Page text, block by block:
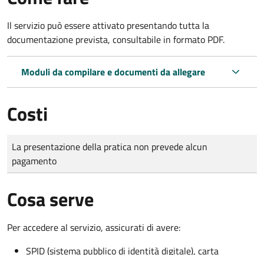
Il servizio può essere attivato presentando tutta la
documentazione prevista, consultabile in formato PDF.
Moduli da compilare e documenti da allegare
Costi
Tipo di pagamento
Importo
La presentazione della pratica non prevede alcun
pagamento
Cosa serve
Per accedere al servizio, assicurati di avere:
SPID (sistema pubblico di identità digitale), carta